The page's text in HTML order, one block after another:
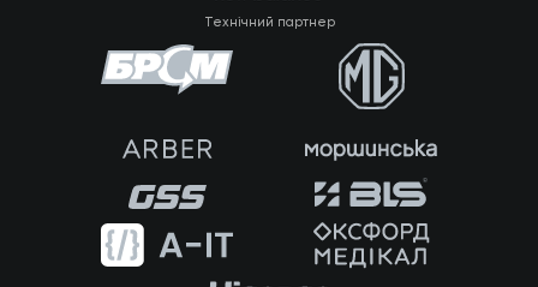
Технічний партнер